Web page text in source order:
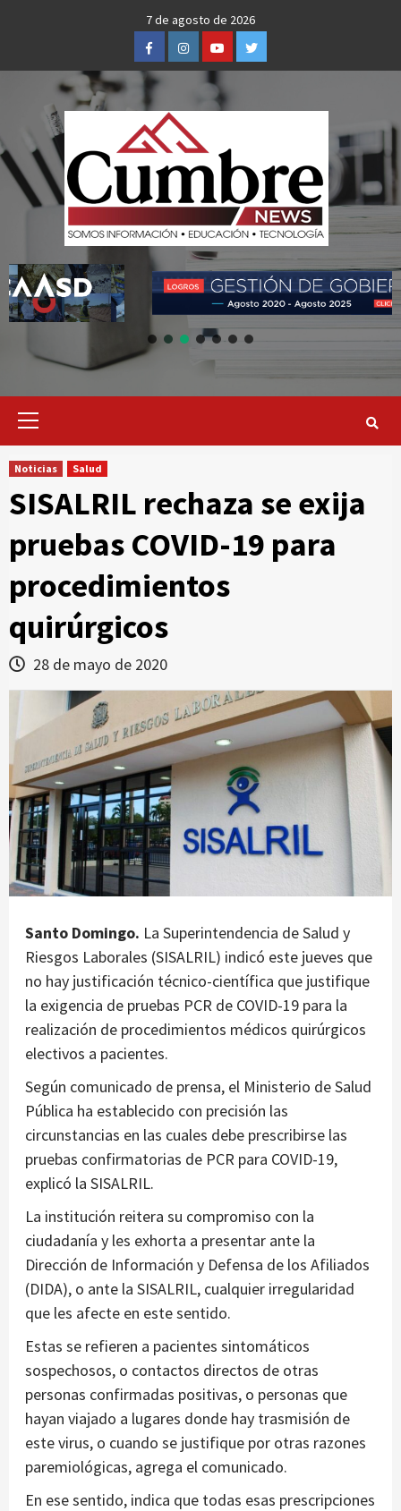
7 de agosto de 2026
FacebookInstagramYoutubeTwitter
Primary
Noticias Salud
SISALRIL rechaza se exija
pruebas COVID-19 para
procedimientos
quirúrgicos
28 de mayo de 2020
Santo Domingo. La Superintendencia de Salud y
Riesgos Laborales (SISALRIL) indicó este jueves que
no hay justificación técnico-científica que justifique
la exigencia de pruebas PCR de COVID-19 para la
realización de procedimientos médicos quirúrgicos
electivos a pacientes.
Según comunicado de prensa, el Ministerio de Salud
Pública ha establecido con precisión las
circunstancias en las cuales debe prescribirse las
pruebas confirmatorias de PCR para COVID-19,
explicó la SISALRIL.
La institución reitera su compromiso con la
ciudadanía y les exhorta a presentar ante la
Dirección de Información y Defensa de los Afiliados
(DIDA), o ante la SISALRIL, cualquier irregularidad
que les afecte en este sentido.
Estas se refieren a pacientes sintomáticos
sospechosos, o contactos directos de otras
personas confirmadas positivas, o personas que
hayan viajado a lugares donde hay trasmisión de
este virus, o cuando se justifique por otras razones
paremiológicas, agrega el comunicado.
En ese sentido, indica que todas esas prescripciones